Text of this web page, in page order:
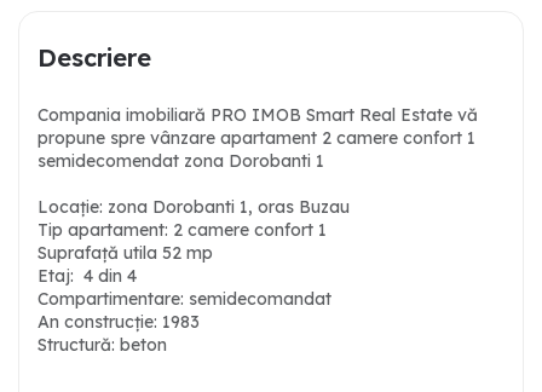
Descriere
Compania imobiliară PRO IMOB Smart Real Estate vă
propune spre vânzare apartament 2 camere confort 1
semidecomendat zona Dorobanti 1
Locație: zona Dorobanti 1, oras Buzau
Tip apartament: 2 camere confort 1
Suprafață utila 52 mp
Etaj: 4 din 4
Compartimentare: semidecomandat
An construcție: 1983
Structură: beton